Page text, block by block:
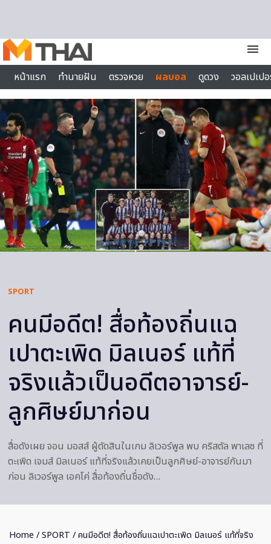
menu
หน้าแรก
ทำนายฝัน ตรวจหวย ผลบอล ดูดวง
วอลเปเป
ไลฟ์สไตล์
SPORT
คนมีอดีต! สื่อท้องถิ่นแฉ
เปาตะเพิด มิลเนอร์ แท้ที่
จริงแล้วเป็นอดีตอาจารย์-
ลูกศิษย์มาก่อน
สื่อดังเผย จอน มอสส์ ผู้ตัดสินในเกม ลิเวอร์พูล พบ คริสตัล พาเลซ ที่
ตะเพิด เจมส์ มิลเนอร์ แท้ที่จริงแล้วเคยเป็นลูกศิษย์-อาจารย์กันมา
ก่อน ลิเวอร์พูล เอคโค่ สื่อท้องถิ่นชื่อดัง…
Home /SPORT / คนมีอดีต! สื่อท้องถิ่นแฉเปาตะเพิด มิลเนอร์ แท้ที่จริง